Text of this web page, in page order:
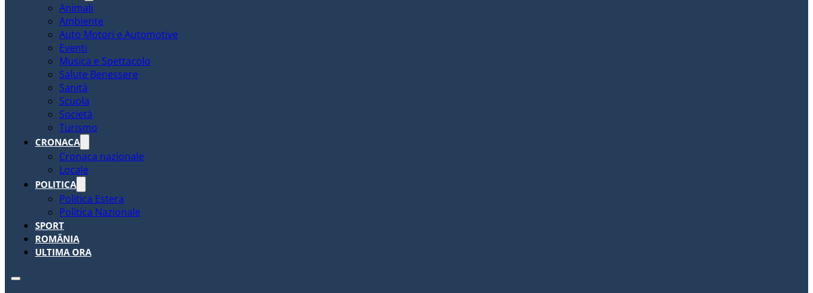
Animali
Ambiente
Auto Motori e Automotive
Eventi
Musica e Spettacolo
Salute Benessere
Sanità
Scuola
Società
Turismo
CRONACA
Cronaca nazionale
Locale
POLITICA
Politica Estera
Politica Nazionale
SPORT
ROMÂNIA
ULTIMA ORA